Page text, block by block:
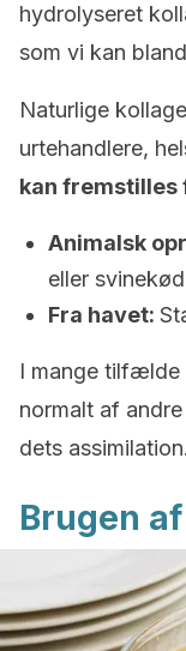
hydrolyseret
som vi kan
Naturlige
urtehandlere,
kan fremstilles
Animalsk
eller
Fra havet:
I mange tilfælde
normalt af
dets assimilation.
Brugen